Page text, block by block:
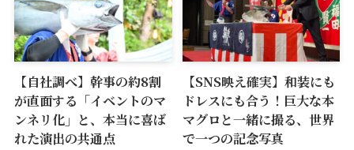
【自社調べ】幹事の約8割
が直面する「イベントのマ
ンネリ化」と、本当に喜ば
れた演出の共通点
【SNS映え確実】和装にも
ドレスにも合う！巨大な本
マグロと一緒に撮る、世界
で一つの記念写真